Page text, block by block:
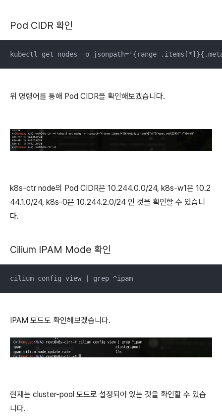
Pod CIDR 확인
kubectl get nodes -o jsonpath='{range
위 명령어를 통해 Pod CIDR을 확인해보겠습니다.
k8s-ctr node의 Pod CIDR은 10.244.0.0/24, k8s-w1은 10.2
44.1.0/24, k8s-0은 10.244.2.0/24 인 것을 확인할 수 있습니
다.
Cilium IPAM Mode 확인
cilium config view | grep ^ipam
IPAM 모드도 확인해보겠습니다.
현재는 cluster-pool 모드로 설정되어 있는 것을 확인할 수 있습
니다.